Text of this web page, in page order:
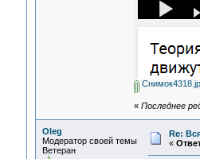
« Последнее
Oleg
Модератор своей темы
Ветеран
Re:
«